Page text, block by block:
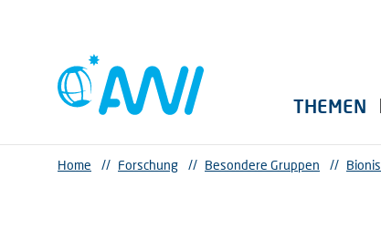
THEMEN
Home // Forschung // Besondere Gruppen //